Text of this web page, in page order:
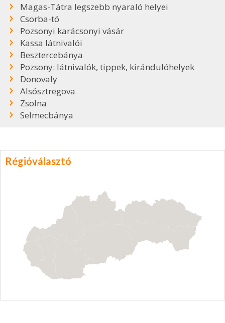
Magas-Tátra legszebb nyaraló helyei
Csorba-tó
Pozsonyi karácsonyi vásár
Kassa látnivalói
Besztercebánya
Pozsony: látnivalók, tippek, kirándulóhelyek
Donovaly
Alsósztregova
Zsolna
Selmecbánya
Régióválasztó